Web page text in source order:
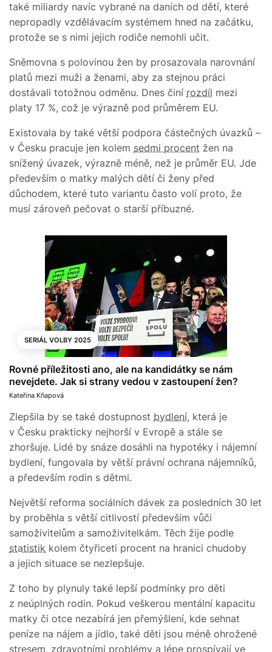
také miliardy navíc vybrané na daních od dětí, které
nepropadly vzdělávacím systémem hned na začátku,
protože se s nimi jejich rodiče nemohli učit.
Sněmovna s polovinou žen by prosazovala narovnání
platů mezi muži a ženami, aby za stejnou práci
dostávali totožnou odměnu. Dnes činí rozdíl mezi
platy 17 %, což je výrazně pod průměrem EU.
Existovala by také větší podpora částečných úvazků –
v Česku pracuje jen kolem sedmi procent žen na
snížený úvazek, výrazně méně, než je průměr EU. Jde
především o matky malých dětí či ženy před
důchodem, které tuto variantu často volí proto, že
musí zároveň pečovat o starší příbuzné.
SERIÁL VOLBY 2025
Rovné příležitosti ano, ale na kandidátky se nám
nevejdete. Jak si strany vedou v zastoupení žen?
Kateřina Kňapová
Zlepšila by se také dostupnost bydlení, která je
v Česku prakticky nejhorší v Evropě a stále se
zhoršuje. Lidé by snáze dosáhli na hypotéky i nájemní
bydlení, fungovala by větší právní ochrana nájemníků,
a především rodin s dětmi.
Největší reforma sociálních dávek za posledních 30 let
by proběhla s větší citlivostí především vůči
samoživitelům a samoživitelkám. Těch žije podle
statistik kolem čtyřiceti procent na hranici chudoby
a jejich situace se nezlepšuje.
Z toho by plynuly také lepší podmínky pro děti
z neúplných rodin. Pokud veškerou mentální kapacitu
matky či otce nezabírá jen přemýšlení, kde sehnat
peníze na nájem a jídlo, také děti jsou méně ohrožené
stresem, zdravotními problémy a lépe prospívají ve